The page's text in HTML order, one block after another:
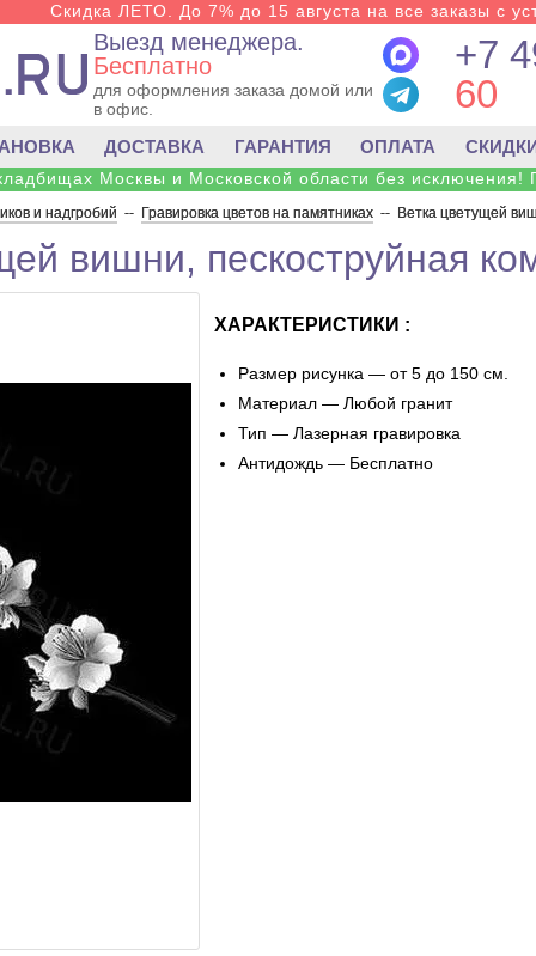
Скидка ЛЕТО. До 7% до 15 августа на все заказы с
Выезд менеджера.
Бесплатно
для оформления заказа домой или
в офис.
+7
60
ДОСТАВКА ГАРАНТИЯ ОПЛАТА
Москвы и Московской области без исключения!
и надгробий -- Гравировка цветов на памятниках -- Ветка цветущей
вишни, пескоструйная
ХАРАКТЕРИСТИКИ :
Размер рисунка — от 5 до 150 см.
Материал — Любой гранит
Тип — Лазерная гравировка
Антидождь — Бесплатно